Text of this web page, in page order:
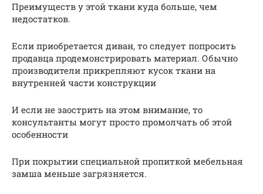
Преимуществ у этой ткани куда больше, чем
недостатков.
Если приобретается диван, то следует попросить
продавца продемонстрировать материал. Обычно
производители прикрепляют кусок ткани на
внутренней части конструкции
И если не заострить на этом внимание, то
консультанты могут просто промолчать об этой
особенности
При покрытии специальной пропиткой мебельная
замша меньше загрязняется.